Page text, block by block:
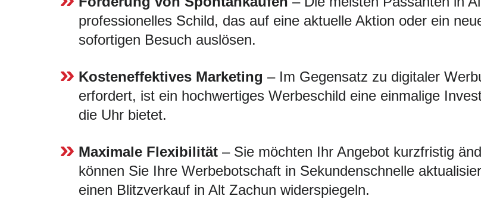
professionelles Schild, das auf eine aktuelle Aktion oder ein
sofortigen Besuch auslösen.
Kosteneffektives Marketing – Im Gegensatz zu digitaler
erfordert, ist ein hochwertiges Werbeschild eine einmalige
die Uhr bietet.
Maximale Flexibilität – Sie möchten Ihr Angebot kurzfristig
können Sie Ihre Werbebotschaft in Sekundenschnelle
einen Blitzverkauf in Alt Zachun widerspiegeln.